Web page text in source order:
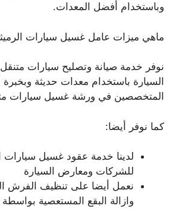
وباستخدام أفضل المعدات.
ماهي ميزات عامل غسيل سيارات
نوفر خدمة صيانة وتصليح سيارات
السيارة باستخدام معدات حديثة
المتخصصين في ورشة غسيل سيارات
كما نوفر أيضا:
لدينا خدمة عقود غسيل سيارات
للشركات ومعارض السيارة
نعمل أيضا على تنظيف الفرش
وازالة البقع المستعصية